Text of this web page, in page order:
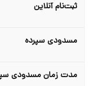
ثبت‌نام آنلاین
مسدودی سپرده
مدت زمان مسدودی سپرده